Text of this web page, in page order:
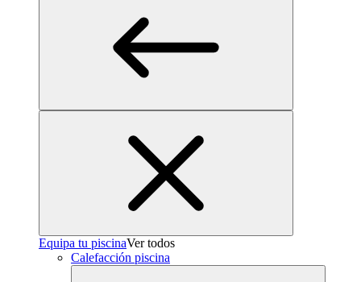
Equipa tu piscinaVer todos
Calefacción piscina